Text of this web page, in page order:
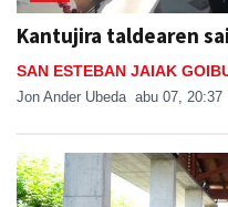
Kantujira taldearen
SAN ESTEBAN JAIAK
Jon Ander Ubeda abu 07, 20:37